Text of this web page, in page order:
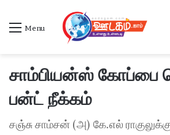
Menu
சாம்பியன்ஸ் கோப்பை
பன்ட் நீக்கம்
சஞ்சு சாம்சன் (அ) கே.எல்